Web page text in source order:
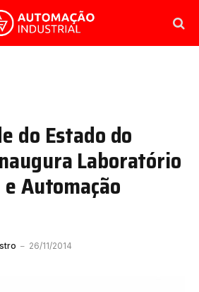
do Estado do
Laboratório
Automação
26/11/2014